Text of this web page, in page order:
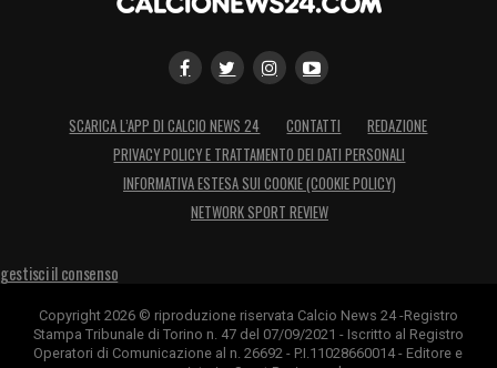
SCARICA L’APP DI CALCIO NEWS 24 CONTATTI
REDAZIONE
PRIVACY POLICY E TRATTAMENTO DEI DATI PERSONALI
INFORMATIVA ESTESA SUI COOKIE (COOKIE POLICY)
NETWORK SPORT REVIEW
gestisci il consenso
Copyright 2026 © riproduzione riservata Calcio News 24 -Registro
Stampa Tribunale di Torino n. 47 del 07/09/2021 - Iscritto al Registro
Operatori di Comunicazione al n. 26692 - P.I.11028660014 - Editore e